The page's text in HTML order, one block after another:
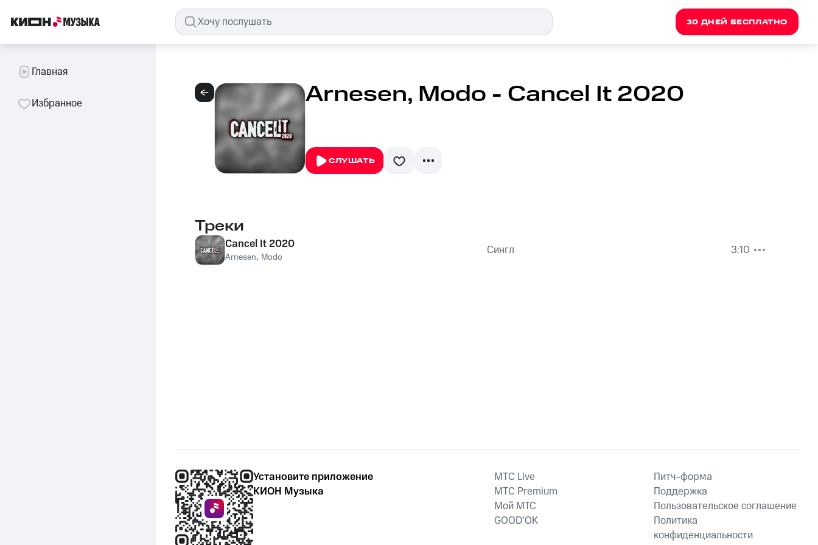
30 ДНЕЙ БЕСПЛАТНО
Главная
Избранное Arnesen, Modo - Cancel It 2020
СЛУШАТЬ
Треки
Cancel It 2020
Arnesen, Modo Сингл 3:10
Установите приложение
КИОН Музыка
MTС Live
MTС Premium
Мой МТС
GOOD’OK
Питч-форма
Поддержка
Пользовательское соглашение
Политика
конфиденциальности